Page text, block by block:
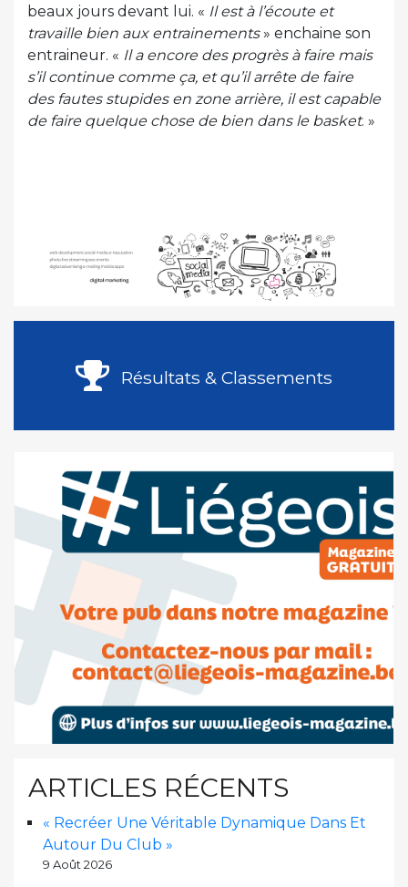
beaux jours devant lui. « Il est à l’écoute et
travaille bien aux entrainements» enchaine son
entraineur. « Il a encore des progrès à faire mais
s’il continue comme ça, et qu’il arrête de faire
des fautes stupides en zone arrière, il est capable
de faire quelque chose de bien dans le basket. »
Résultats & Classements
ARTICLES RÉCENTS
« Recréer Une Véritable Dynamique Dans Et
Autour Du Club »
9 Août 2026